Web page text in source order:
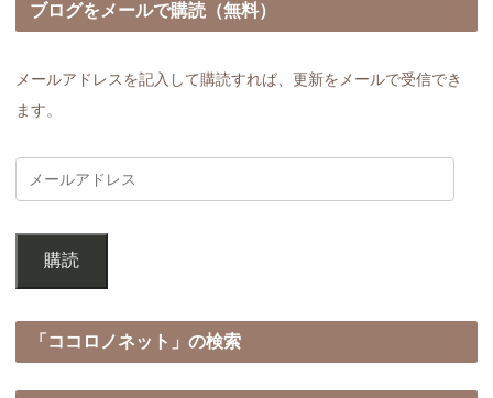
ブログをメールで購読（無料）
メールアドレスを記入して購読すれば、更新をメールで受信でき
ます。
購読
「ココロノネット」の検索